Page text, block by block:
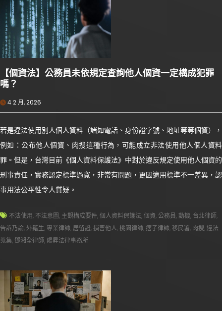
【個資法】公務員未依規定查詢他人個資一定構成犯罪
嗎？
4 2 月, 2026
若是違法使用別人個人資料（諸如電話、身份證字號、地址等等個資），
例如：公布他人個資、肉搜這種行為，可能成立非法使用他人個人資料
罪。但是，台灣目前《個人資料保護法》中對於違反規定使用他人個資的
刑事責任，實務認定標準過寬，非常有問題，更因適用標準不一差異，認
事用法公平性令人質疑。
不法使用, 不法意圖, 主觀構成要件,個人資料保護法,個資, 公務員 ,動機, 台北律師,
告訴乃論,外籍生,專業律師, 居留證,損害他人,桃園律師,痞子律師,移民署, 肉搜,違法
蒐集, 鄧湘全律師, 陽昇法律事務所